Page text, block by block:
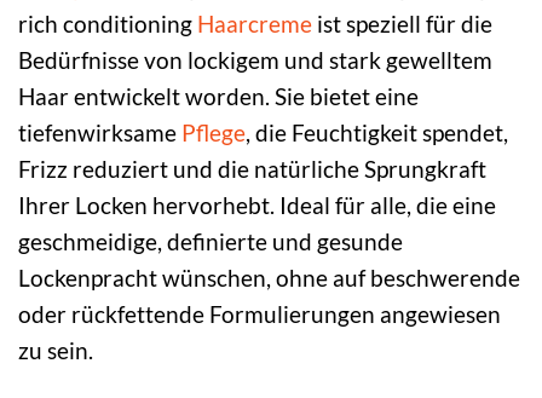
rich conditioning Haarcreme ist speziell für die
Bedürfnisse von lockigem und stark gewelltem
Haar entwickelt worden. Sie bietet eine
tiefenwirksame Pflege, die Feuchtigkeit spendet,
Frizz reduziert und die natürliche Sprungkraft
Ihrer Locken hervorhebt. Ideal für alle, die eine
geschmeidige, definierte und gesunde
Lockenpracht wünschen, ohne auf beschwerende
oder rückfettende Formulierungen angewiesen
zu sein.